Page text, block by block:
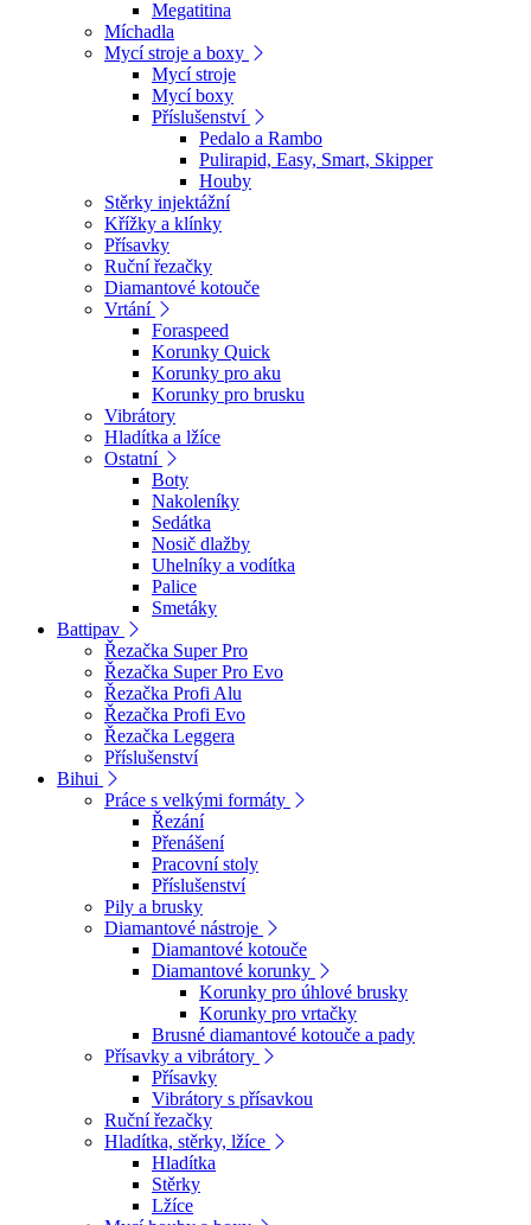
Megatitina
Míchadla
Mycí stroje a boxy
Mycí stroje
Mycí boxy
Příslušenství
Pedalo a Rambo
Pulirapid, Easy, Smart, Skipper
Houby
Stěrky injektážní
Křížky a klínky
Přísavky
Ruční řezačky
Diamantové kotouče
Vrtání
Foraspeed
Korunky Quick
Korunky pro aku
Korunky pro brusku
Vibrátory
Hladítka a lžíce
Ostatní
Boty
Nakoleníky
Sedátka
Nosič dlažby
Uhelníky a vodítka
Palice
Smetáky
Battipav
Řezačka Super Pro
Řezačka Super Pro Evo
Řezačka Profi Alu
Řezačka Profi Evo
Řezačka Leggera
Příslušenství
Bihui
Práce s velkými formáty
Řezání
Přenášení
Pracovní stoly
Příslušenství
Pily a brusky
Diamantové nástroje
Diamantové kotouče
Diamantové korunky
Korunky pro úhlové brusky
Korunky pro vrtačky
Brusné diamantové kotouče a pady
Přísavky a vibrátory
Přísavky
Vibrátory s přísavkou
Ruční řezačky
Hladítka, stěrky, lžíce
Hladítka
Stěrky
Lžíce